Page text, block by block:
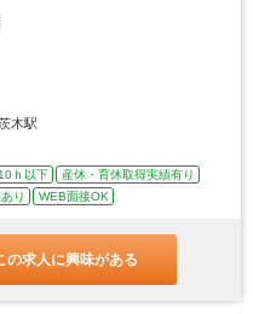
木駅
ｈ以下
産休・育休取得実績有り
り WEB面接OK
の求人に興味がある